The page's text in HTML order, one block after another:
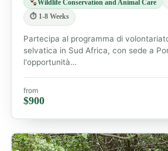
Wildlife Conservation and Animal Care
⏱ 1-8 Weeks
Partecipa al programma di
selvatica in Sud Africa, con sede a
l'opportunità…
from
$900